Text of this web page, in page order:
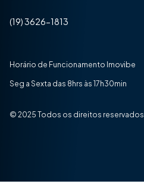
(19) 3626-1813
Horário de Funcionamento Imovibe
Seg a Sexta das 8hrs às 17h30min
© 2025 Todos os direitos reservados